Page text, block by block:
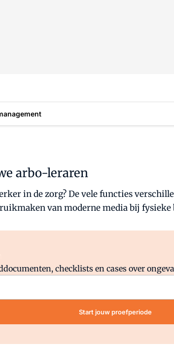
arbo-leraren
in de zorg? De vele functies
van moderne media bij
checklists en cases over
Start jouw proefperiode